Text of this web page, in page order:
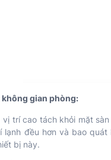
không gian phòng:
vị trí cao tách khỏi mặt
lạnh đều hơn và bao
bị này.